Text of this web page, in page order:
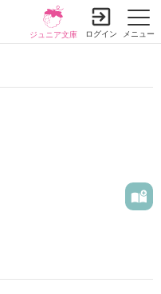
メニュー
ジュニア文庫 ログイン